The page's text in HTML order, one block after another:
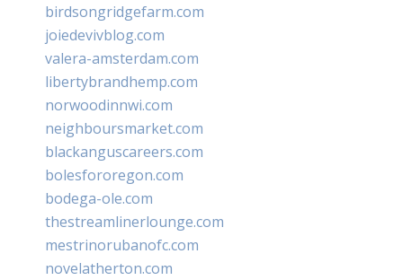
birdsongridgefarm.com
joiedevivblog.com
valera-amsterdam.com
libertybrandhemp.com
norwoodinnwi.com
neighboursmarket.com
blackanguscareers.com
bolesfororegon.com
bodega-ole.com
thestreamlinerlounge.com
mestrinorubanofc.com
novelatherton.com